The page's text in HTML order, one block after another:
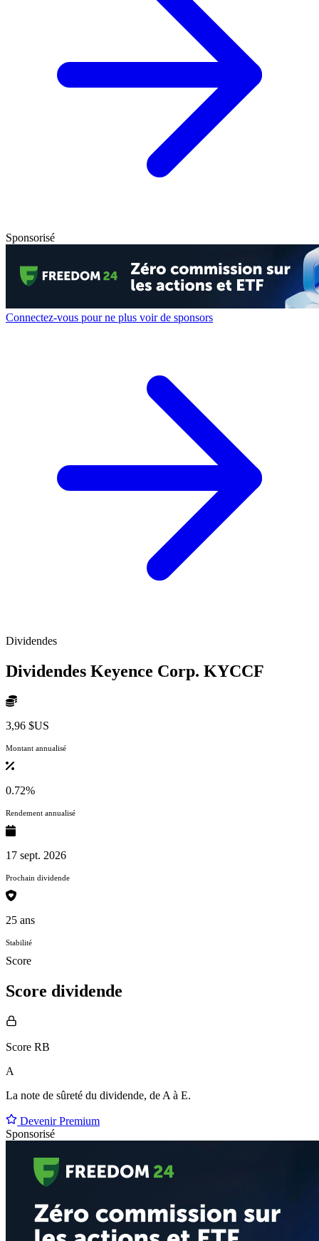
Sponsorisé
Connectez-vous pour ne plus voir de sponsors
Dividendes
Dividendes Keyence Corp. KYCCF
3,96 $US
Montant annualisé
0.72%
Rendement annualisé
17 sept. 2026
Prochain dividende
25 ans
Stabilité
Score
Score dividende
Score RB
A
La note de sûreté du dividende, de A à E.
Devenir Premium
Sponsorisé